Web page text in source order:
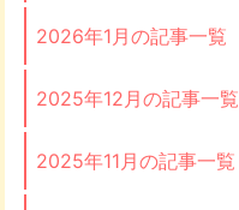
2026年1月の記事一覧
2025年12月の記事一覧
2025年11月の記事一覧